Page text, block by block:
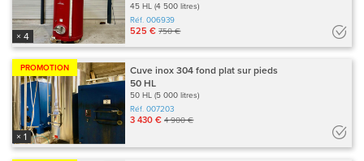
× 4
45 HL (4 500 litres)
Réf. 006939
525 €750 €
PROMOTION
× 1
Cuve inox 304 fond plat sur pieds
50 HL
50 HL (5 000 litres)
Réf. 007203
3 430 €4 900 €